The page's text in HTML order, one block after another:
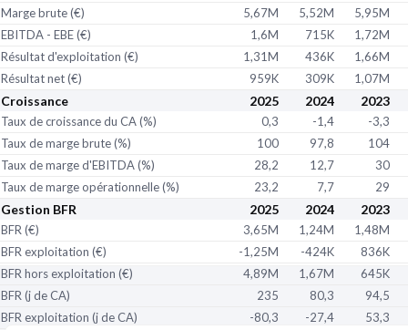
Activité distincte :
Autres activités récréatives et de loisirs (93.29Z)
Établissement secondaire
Fermé
752 990 762
Adresse :
ZA AUTODROME 6 RUE DES HAUTS CHUPINS 91310
Voir sur la carte
Date de création : 01/07/2017
Date de clôture :
Activité distincte :Enseignement de la conduite (85.53Z)
Nom commercial :EVENT ET FORMATION
Enseigne :
LA CONDUITE PREVENTIVE
Marge brute (€)
5,67M 5,52M 5,95M
EBITDA - EBE (€)
1,6M 715K 1,72M
Résultat d'exploitation (€)
1,31M 436K 1,66M
Résultat net (€)
959K 309K 1,07M
Croissance 2025 2024 2023
Taux de croissance du CA (%) 0,3 -1,4 -3,3
Taux de marge brute (%)
100 97,8 104
Taux de marge d'EBITDA (%)
28,2 12,7 30
Taux de marge opérationnelle (%)
23,2 7,7 29
Gestion BFR 2025 2024 2023
BFR (€) 3,65M 1,24M 1,48M
BFR exploitation (€)
-1,25M -424K 836K
BFR hors exploitation (€)
4,89M 1,67M 645K
BFR (j de CA)
235 80,3 94,5
BFR exploitation (j de CA)
-80,3 -27,4 53,3